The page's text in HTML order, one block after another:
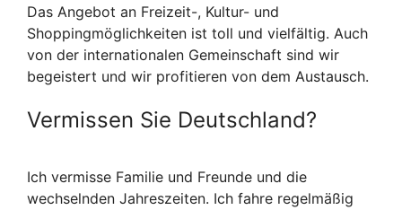
Das Angebot an Freizeit-, Kultur- und
Shoppingmöglichkeiten ist toll und vielfältig. Auch
von der internationalen Gemeinschaft sind wir
begeistert und wir profitieren von dem Austausch.
Vermissen Sie Deutschland?
Ich vermisse Familie und Freunde und die
wechselnden Jahreszeiten. Ich fahre regelmäßig